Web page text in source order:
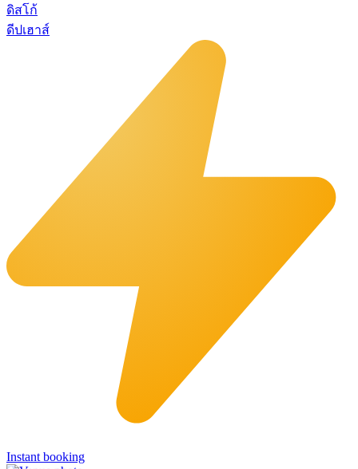
ดิสโก้
ดีปเฮาส์
Instant booking